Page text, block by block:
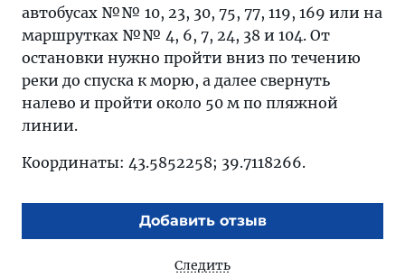
автобусах №№ 10, 23, 30, 75, 77, 119, 169 или на
маршрутках №№ 4, 6, 7, 24, 38 и 104. От
остановки нужно пройти вниз по течению
реки до спуска к морю, а далее свернуть
налево и пройти около 50 м по пляжной
линии.
Координаты: 43.5852258; 39.7118266.
Добавить отзыв
Следить